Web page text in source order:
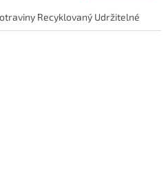
Recyklovaný Udržitelné